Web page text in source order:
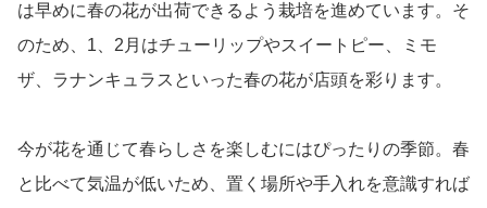
は早めに春の花が出荷できるよう栽培を進めています。そ
のため、1、2月はチューリップやスイートピー、ミモ
ザ、ラナンキュラスといった春の花が店頭を彩ります。
今が花を通じて春らしさを楽しむにはぴったりの季節。春
と比べて気温が低いため、置く場所や手入れを意識すれば